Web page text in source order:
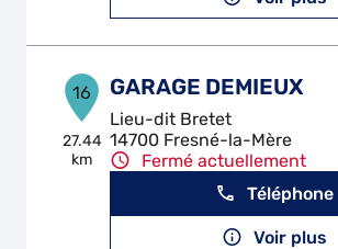
16
27.44
km
GARAGE DEMIEUX
Lieu-dit Bretet
14700 Fresné-la-Mère
Fermé actuellement
Téléphone
Voir plus